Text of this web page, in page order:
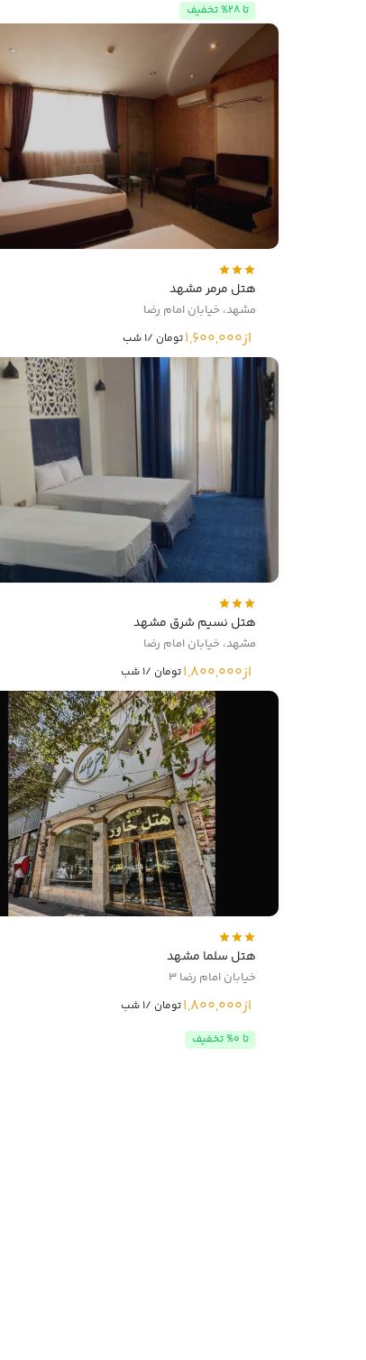
تا 28% تخفیف
هتل مرمر مشهد
مشهد، خیابان امام رضا
از1,600,000تومان /1 شب
هتل نسیم شرق مشهد
مشهد، خیابان امام رضا
از1,800,000تومان /1 شب
هتل سلما مشهد
خیابان امام رضا 3
از1,800,000تومان /1 شب
تا 0% تخفیف